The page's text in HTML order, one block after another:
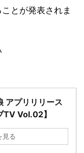
とが発表されま
アプリリリース
TV Vol.02】
見る